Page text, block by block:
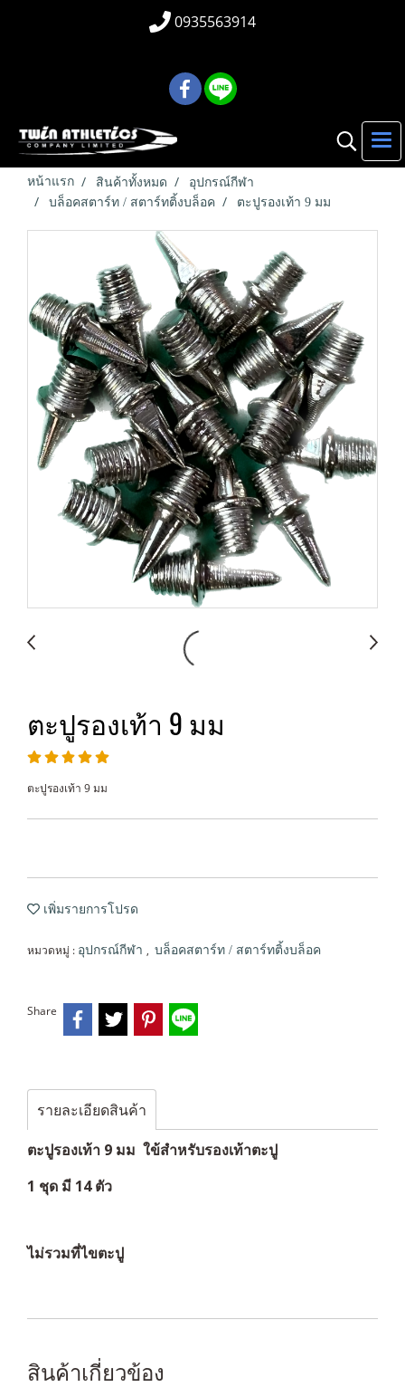
0935563914
หน้าแรก สินค้าทั้งหมด
อุปกรณ์กีฬา
บล็อคสตาร์ท / สตาร์ทติ้งบล็อค
ตะปูรองเท้า 9 มม
ตะปูรองเท้า 9 มม
ตะปูรองเท้า 9 มม
เพิ่มรายการโปรด
หมวดหมู่ : อุปกรณ์กีฬา , บล็อคสตาร์ท / สตาร์ทติ้งบล็อค
Share
รายละเอียดสินค้า
ตะปูรองเท้า 9 มม ใข้สำหรับรองเท้าตะปู
1 ชุด มี 14 ตัว
ไม่รวมที่ไขตะปู
สินค้าเกี่ยวข้อง